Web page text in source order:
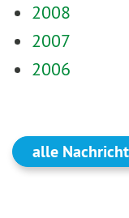
2008
2007
2006
alle